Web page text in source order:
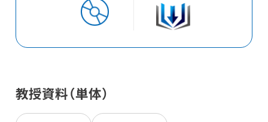
教授資料（単体）